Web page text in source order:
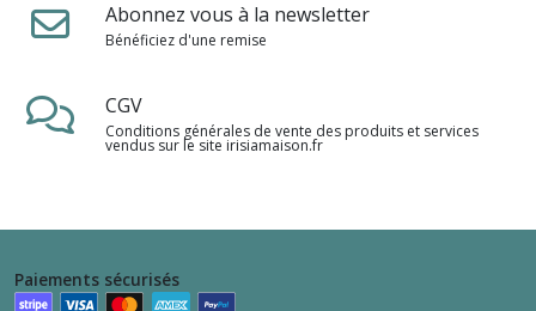
Abonnez vous à la newsletter
Bénéficiez d'une remise
CGV
Conditions générales de vente des produits et services
vendus sur le site irisiamaison.fr
Paiements sécurisés